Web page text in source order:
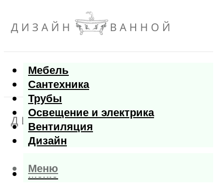
Мебель
Сантехника
Трубы
Освещение и электрика
Вентиляция
Дизайн
Меню
Меню